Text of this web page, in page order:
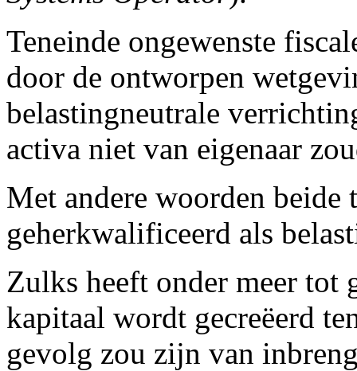
Teneinde ongewenste
door de ontworpen
belastingneutrale
activa niet van eigenaar
Met andere woorden beide
geherkwalificeerd als
Zulks heeft onder meer tot
kapitaal wordt gecreëerd
gevolg zou zijn van